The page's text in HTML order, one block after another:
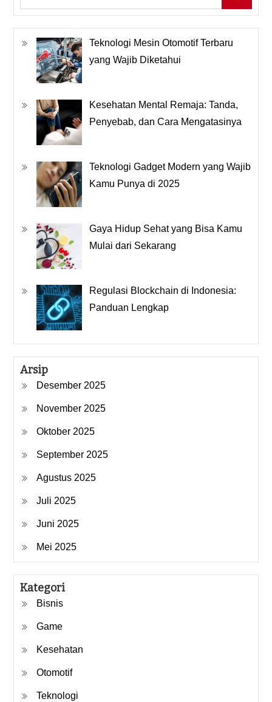
Teknologi Mesin Otomotif Terbaru
yang Wajib Diketahui
Kesehatan Mental Remaja: Tanda,
Penyebab, dan Cara Mengatasinya
Teknologi Gadget Modern yang Wajib
Kamu Punya di 2025
Gaya Hidup Sehat yang Bisa Kamu
Mulai dari Sekarang
Regulasi Blockchain di Indonesia:
Panduan Lengkap
Arsip
Desember 2025
November 2025
Oktober 2025
September 2025
Agustus 2025
Juli 2025
Juni 2025
Mei 2025
Kategori
Bisnis
Game
Kesehatan
Otomotif
Teknologi